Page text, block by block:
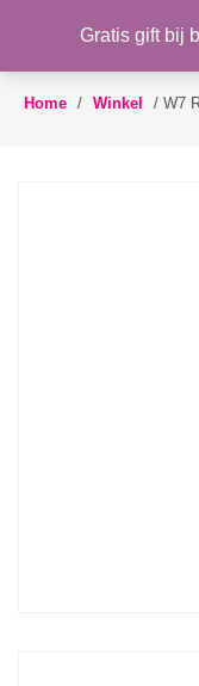
Toggle
WENSLIJST
Home / Winkel / W7
Gratis gift bij